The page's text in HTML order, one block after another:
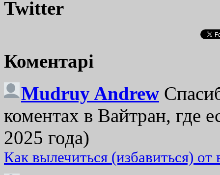
Twitter
Коментарі
Mudruy Andrew
коментах в Вайтран, где
2025 года)
Как вылечиться (избавиться)